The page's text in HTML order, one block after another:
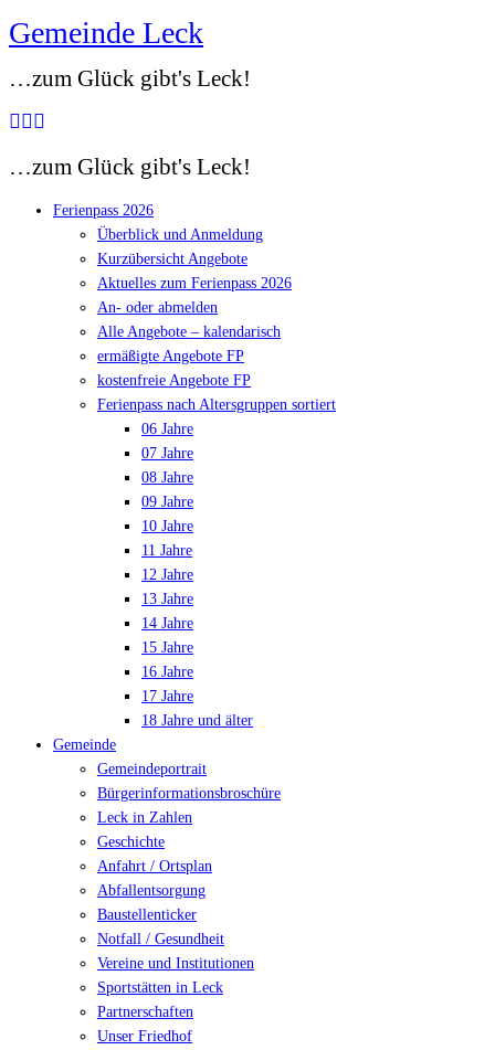
Zum
springen
Gemeinde Leck
…zum Glück gibt's Leck!
…zum Glück gibt's Leck!
Ferienpass 2026
Überblick und Anmeldung
Kurzübersicht Angebote
Aktuelles zum Ferienpass 2026
An- oder abmelden
Alle Angebote – kalendarisch
ermäßigte Angebote FP
kostenfreie Angebote FP
Ferienpass nach Altersgruppen sortiert
06 Jahre
07 Jahre
08 Jahre
09 Jahre
10 Jahre
11 Jahre
12 Jahre
13 Jahre
14 Jahre
15 Jahre
16 Jahre
17 Jahre
18 Jahre und älter
Gemeinde
Gemeindeportrait
Bürgerinformationsbroschüre
Leck in Zahlen
Geschichte
Anfahrt / Ortsplan
Abfallentsorgung
Baustellenticker
Notfall / Gesundheit
Vereine und Institutionen
Sportstätten in Leck
Partnerschaften
Unser Friedhof